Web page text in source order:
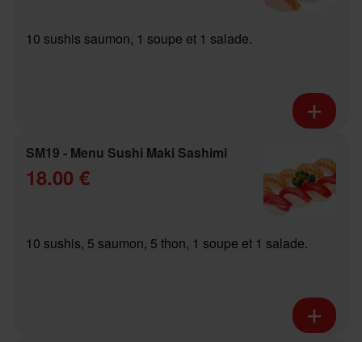
10 sushis saumon, 1 soupe et 1 salade.
SM19 - Menu Sushi Maki Sashimi
18.00 €
10 sushis, 5 saumon, 5 thon, 1 soupe et 1 salade.